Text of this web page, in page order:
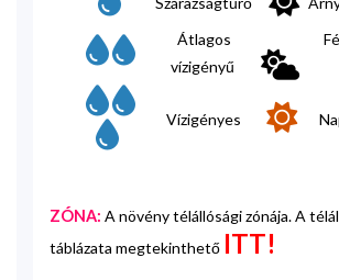
Átlagos
vízigényű
Vízigényes
ZÓNA: A növény télállósági zónája. A
táblázata megtekinthető ITT!